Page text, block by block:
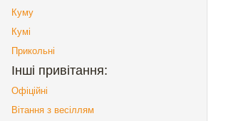
Куму
Кумі
Прикольні
Інші привітання:
Офіційні
Вітання з весіллям